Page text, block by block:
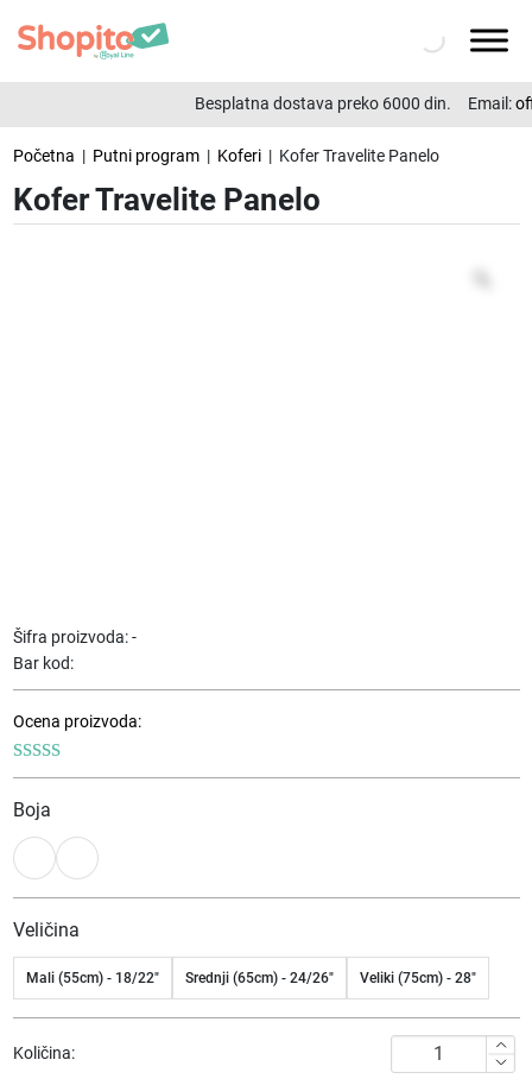
Besplatna dostava preko 6000 din. Email:
Početna | Putni program| Koferi| Kofer Travelite Panelo
Kofer Travelite Panelo
Bar kod:
Šifra proizvoda:-
Ocena proizvoda:
Boja
Veličina
Mali (55cm) - 18/22" Srednji (65cm) - 24/26" Veliki (75cm) - 28"
Količina:
Travelite